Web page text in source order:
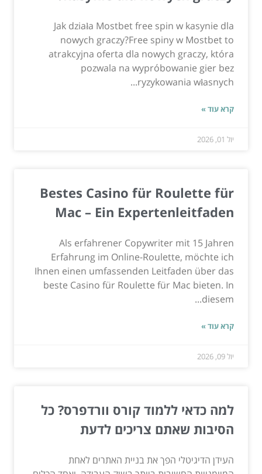
Jak działa Mostbet free spin w kasynie dla
nowych graczy?Free spiny w Mostbet to
atrakcyjna oferta dla nowych graczy, która
pozwala na wypróbowanie gier bez
ryzykowania własnych...
קרא עוד »
יול 01, 2026
Bestes Casino für Roulette für
Mac – Ein Expertenleitfaden
Als erfahrener Copywriter mit 15 Jahren
Erfahrung im Online-Roulette, möchte ich
Ihnen einen umfassenden Leitfaden über das
beste Casino für Roulette für Mac bieten. In
diesem...
קרא עוד »
יול 09, 2026
למה כדאי ללמוד קורס וורדפרס? כל
הסיבות שאתם צריכים לדעת
העידן הדיגיטלי הפך את בניית האתרים לאחת